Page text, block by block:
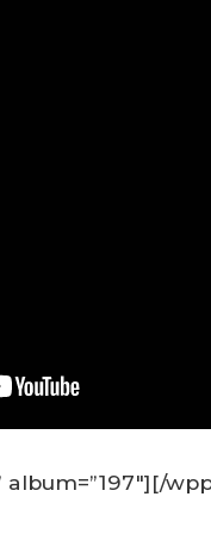
album=”197″][/